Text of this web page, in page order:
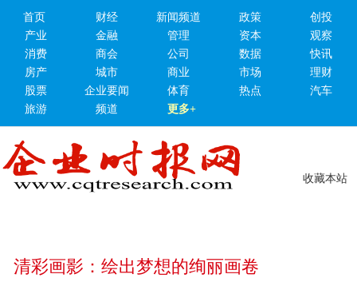
首页 财经 新闻频道 政策
创投
产业
金融 管理 资本
观察
消费
商会 公司 数据
快讯
房产
城市 商业 市场
理财
股票
企业要闻 体育 热点
汽车
旅游
频道 更多+
收藏本站
清彩画影：绘出梦想的绚丽画卷